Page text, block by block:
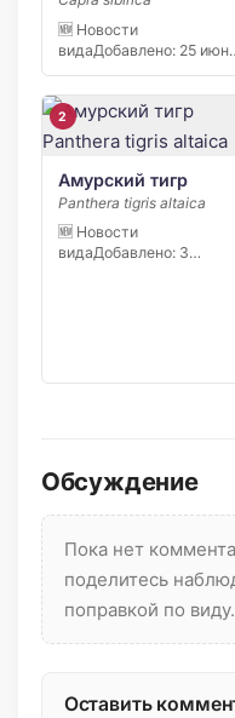
🆕 Новости
видаДобавлено: 25 июня
А. […]
2
Амурский тигр
Panthera tigris altaica
🆕 Новости
видаДобавлено: 3
Обсуждение
Пока нет
поделитесь
поправкой по виду.
Оставить